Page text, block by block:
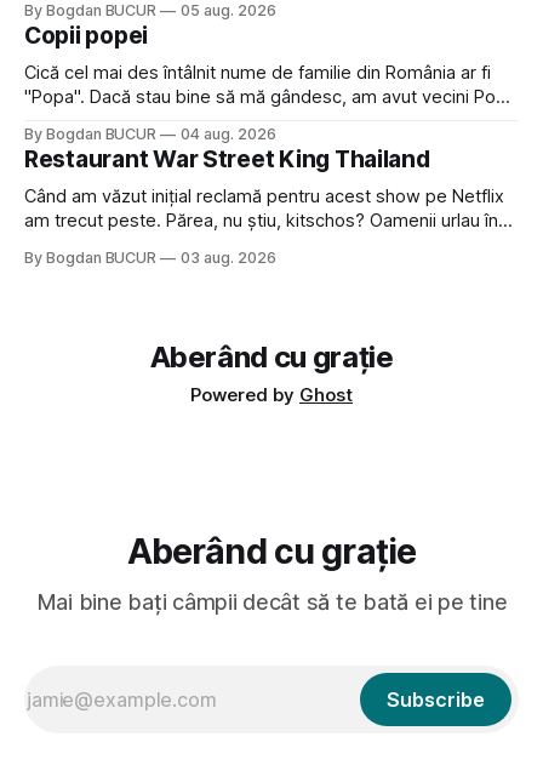
a dovedit că jumătatea masculină a acelui duo era cam
dubioasă...) 2. Băgăm la
By Bogdan BUCUR 05 aug. 2026
Copii popei
Cică cel mai des întâlnit nume de familie din România ar fi
"Popa". Dacă stau bine să mă gândesc, am avut vecini Popa
Dexonline spune de etimologia termenului de popă că ar
veni din slava veche, popŭ,
By Bogdan BUCUR 04 aug. 2026
Restaurant War Street King Thailand
Când am văzut inițial reclamă pentru acest show pe Netflix
am trecut peste. Părea, nu știu, kitschos? Oamenii urlau în
fine dining din alte show-uri... așa că am zis pas. Apoi ceva,
By Bogdan BUCUR 03 aug. 2026
Aberând cu grație
Powered by Ghost
Aberând cu grație
Mai bine bați câmpii decât să te bată ei pe tine
Subscribe